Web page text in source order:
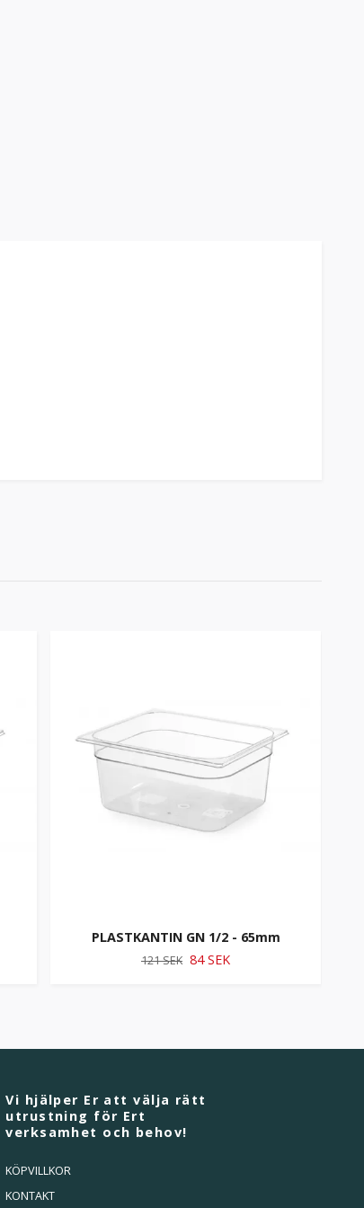
PLASTKANTIN GN 1/2 - 65mm
121 SEK 84 SEK
Vi hjälper Er att välja rätt
utrustning för Ert
verksamhet och behov!
KÖPVILLKOR
KONTAKT